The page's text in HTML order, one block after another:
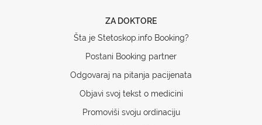
ZA DOKTORE
Šta je Stetoskop.info Booking?
Postani Booking partner
Odgovaraj na pitanja pacijenata
Objavi svoj tekst o medicini
Promoviši svoju ordinaciju